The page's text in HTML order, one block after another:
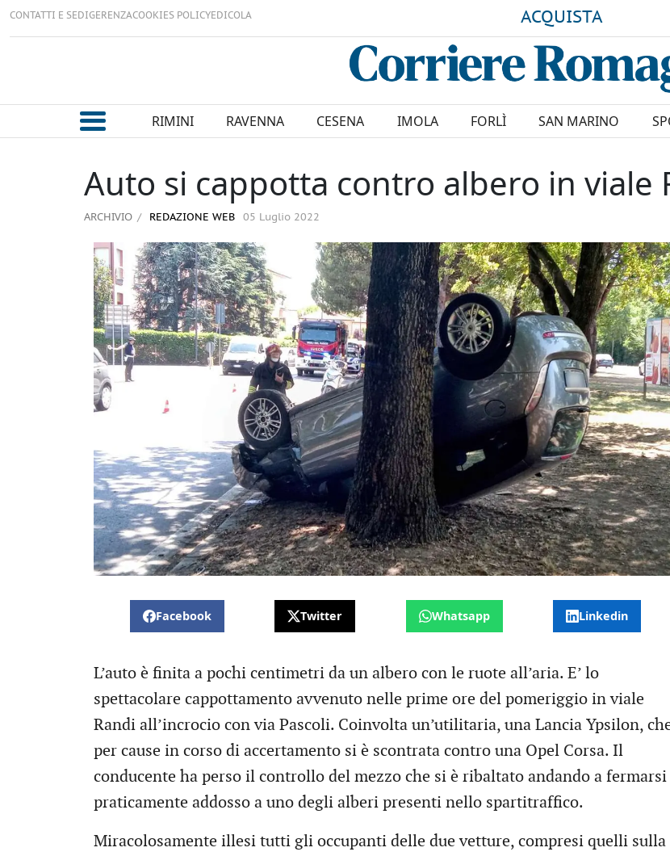
CONTATTI E SEDIGERENZACOOKIES POLICYEDICOLA ACQUISTA
RIMINI RAVENNA CESENA IMOLA FORLÌ SAN MARINO
Auto si cappotta contro albero in viale
ARCHIVIO REDAZIONE WEB 05 Luglio 2022
Facebook Twitter Whatsapp Linkedin
L’auto è finita a pochi centimetri da un albero con le ruote all’aria. E’ lo
spettacolare cappottamento avvenuto nelle prime ore del pomeriggio in viale
Randi all’incrocio con via Pascoli. Coinvolta un’utilitaria, una Lancia Ypsilon,
per cause in corso di accertamento si è scontrata contro una Opel Corsa. Il
conducente ha perso il controllo del mezzo che si è ribaltato andando a fermarsi
praticamente addosso a uno degli alberi presenti nello spartitraffico.
Miracolosamente illesi tutti gli occupanti delle due vetture, compresi quelli sulla